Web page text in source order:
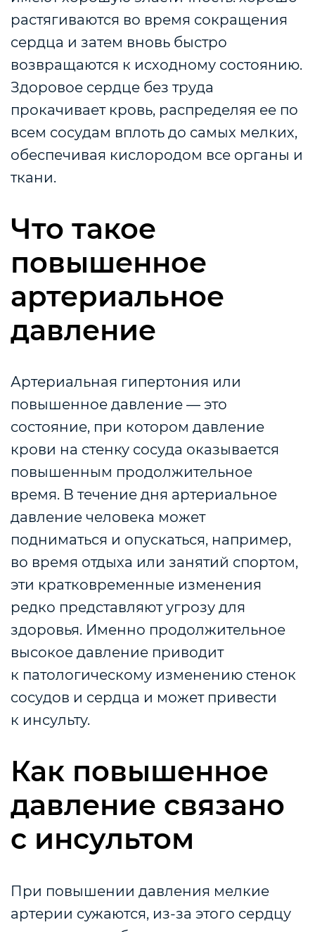
растягиваются во время сокращения
сердца и затем вновь быстро
возвращаются к исходному состоянию.
Здоровое сердце без труда
прокачивает кровь, распределяя ее по
всем сосудам вплоть до самых мелких,
обеспечивая кислородом все органы и
ткани.
Что такое
повышенное
артериальное
давление
Артериальная гипертония или
повышенное давление — это
состояние, при котором давление
крови на стенку сосуда оказывается
повышенным продолжительное
время. В течение дня артериальное
давление человека может
подниматься и опускаться, например,
во время отдыха или занятий спортом,
эти кратковременные изменения
редко представляют угрозу для
здоровья. Именно продолжительное
высокое давление приводит
к патологическому изменению стенок
сосудов и сердца и может привести
к инсульту.
Как повышенное
давление связано
с инсультом
При повышении давления мелкие
артерии сужаются, из-за этого сердцу